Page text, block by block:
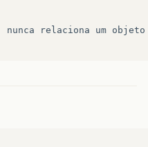
nunca relaciona um objeto